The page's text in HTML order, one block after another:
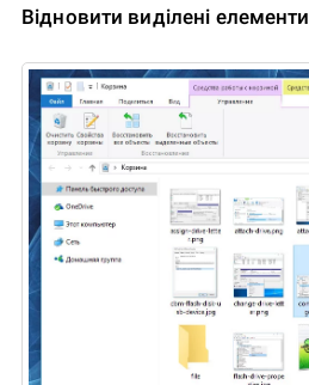
Відновити виділені елементи